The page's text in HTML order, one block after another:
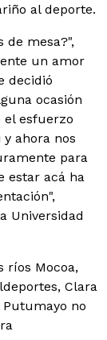
al deporte.
de mesa?",
un amor
decidió
ocasión
el esfuerzo
ahora nos
para
estar acá ha
Universidad
ríos Mocoa,
Clara
no